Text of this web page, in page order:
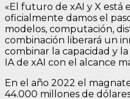
«El futuro de xAI y X está
oficialmente damos el
modelos, computación,
combinación liberará un
combinar la capacidad y
IA de xAI con el alcance
En el año 2022 el
44.000 millones de